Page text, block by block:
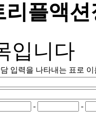
리플액션
입니다
입력을 나타내는 표로
-
-